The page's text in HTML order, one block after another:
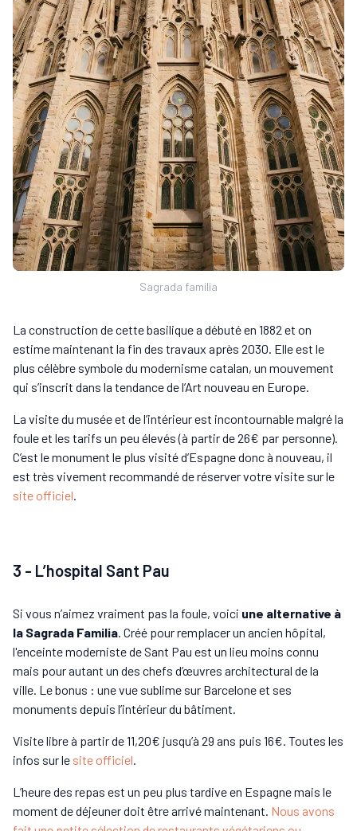
Sagrada familia
La construction de cette basilique a débuté en 1882 et on
estime maintenant la fin des travaux après 2030. Elle est le
plus célèbre symbole du modernisme catalan, un mouvement
qui s’inscrit dans la tendance de l’Art nouveau en Europe.
La visite du musée et de l’intérieur est incontournable malgré la
foule et les tarifs un peu élevés (à partir de 26€ par personne).
C’est le monument le plus visité d’Espagne donc à nouveau, il
est très vivement recommandé de réserver votre visite sur le
site officiel.
3 - L’hospital Sant Pau
Si vous n’aimez vraiment pas la foule, voici une alternative à
la Sagrada Familia. Créé pour remplacer un ancien hôpital,
l'enceinte moderniste de Sant Pau est un lieu moins connu
mais pour autant un des chefs d’œuvres architectural de la
ville. Le bonus : une vue sublime sur Barcelone et ses
monuments depuis l’intérieur du bâtiment.
Visite libre à partir de 11,20€ jusqu’à 29 ans puis 16€. Toutes les
infos sur le site officiel.
L’heure des repas est un peu plus tardive en Espagne mais le
moment de déjeuner doit être arrivé maintenant. Nous avons